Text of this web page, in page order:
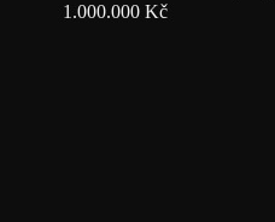
1.000.000 Kč